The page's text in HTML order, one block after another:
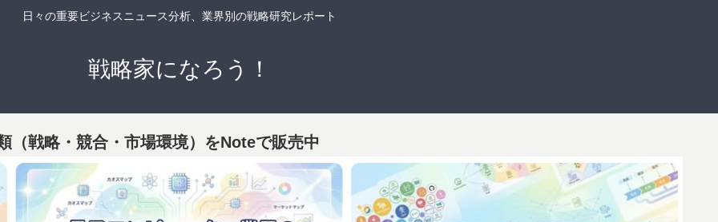
日々の重要ビジネスニュース分析、業界別の戦略研究レポート
戦略家になろう！
（戦略・競合・市場環境）をNoteで販売中